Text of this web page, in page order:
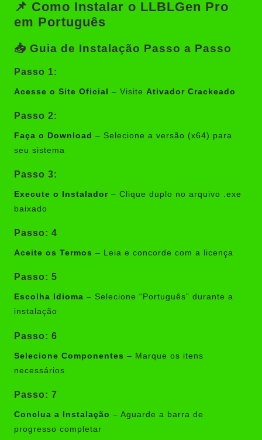
📌 Como Instalar o LLBLGen Pro
em Português
📥 Guia de Instalação Passo a Passo
Passo 1:
Acesse o Site Oficial – Visite Ativador Crackeado
Passo 2:
Faça o Download – Selecione a versão (x64) para
seu sistema
Passo 3:
Execute o Instalador – Clique duplo no arquivo .exe
baixado
Passo: 4
Aceite os Termos – Leia e concorde com a licença
Passo: 5
Escolha Idioma – Selecione “Português” durante a
instalação
Passo: 6
Selecione Componentes – Marque os itens
necessários
Passo: 7
Conclua a Instalação – Aguarde a barra de
progresso completar